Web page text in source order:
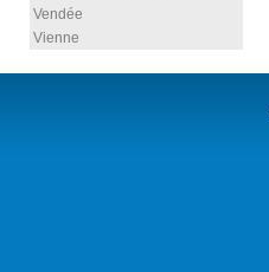
Vendée
Vienne